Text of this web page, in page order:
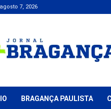
7, 2026
BRAGANÇA PAULISTA